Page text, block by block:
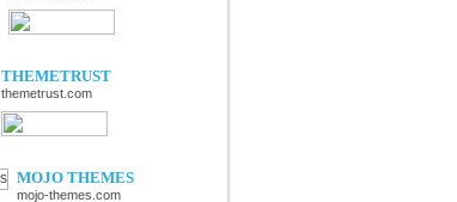
THEMETRUST
themetrust.com
MOJO THEMES
mojo-themes.com